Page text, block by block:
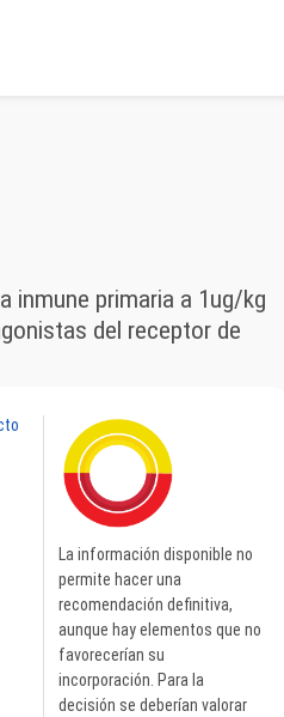
inmune primaria a 1ug/kg
del receptor de
La información disponible no
permite hacer una
recomendación definitiva,
aunque hay elementos que no
favorecerían su
incorporación. Para la
decisión se deberían valorar